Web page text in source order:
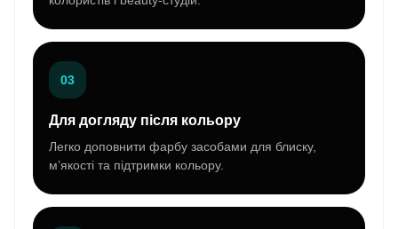
03
Для догляду після кольору
Легко доповнити фарбу засобами для блиску,
м’якості та підтримки кольору.